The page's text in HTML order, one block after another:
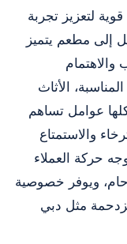
لتعزيز تجربة
إلى مطعم يتميز
الأثاث
كلها عوامل تساهم
والاستمتاع
حركة العملاء
ويوفر خصوصية
مثل دبي